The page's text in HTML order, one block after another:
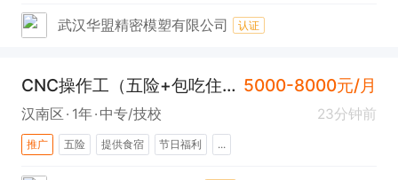
武汉华盟精密模塑有限公司 认证
CNC操作工（五险+包吃住+汉南） 5000-8000元/月
汉南区 1年 中专/技校 23分钟前
推广 五险 提供食宿 节日福利 ...